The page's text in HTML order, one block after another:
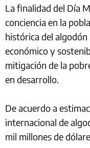
La finalidad del Día
conciencia en la
histórica del
económico y
mitigación de la
en desarrollo.
De acuerdo a
internacional de
mil millones de